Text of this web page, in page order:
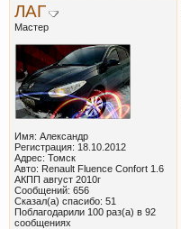
ЛАГ
Мастер
Имя: Александр
Регистрация: 18.10.2012
Адрес: Томск
Авто: Renault Fluence Confort 1.6
АКПП август 2010г
Сообщений: 656
Сказал(а) спасибо: 51
Поблагодарили 100 раз(а) в 92
сообщениях